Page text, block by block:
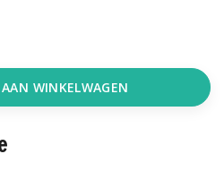
WINKELWAGEN